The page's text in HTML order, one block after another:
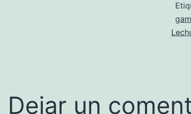
Dejar un